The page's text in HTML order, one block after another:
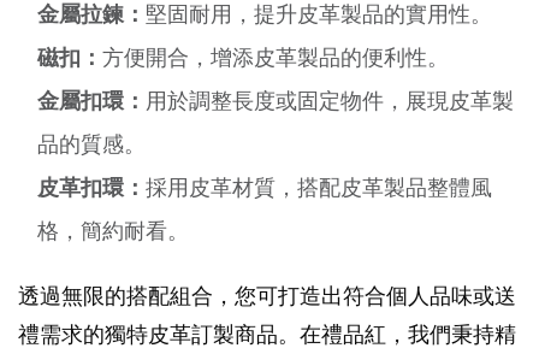
金屬拉鍊： 堅固耐用，提升皮革製品的實用性。
磁扣： 方便開合，增添皮革製品的便利性。
金屬扣環： 用於調整長度或固定物件，展現皮革製
品的質感。
皮革扣環： 採用皮革材質，搭配皮革製品整體風
格，簡約耐看。
透過無限的搭配組合，您可打造出符合個人品味或送
禮需求的獨特皮革訂製商品。在禮品紅，我們秉持精